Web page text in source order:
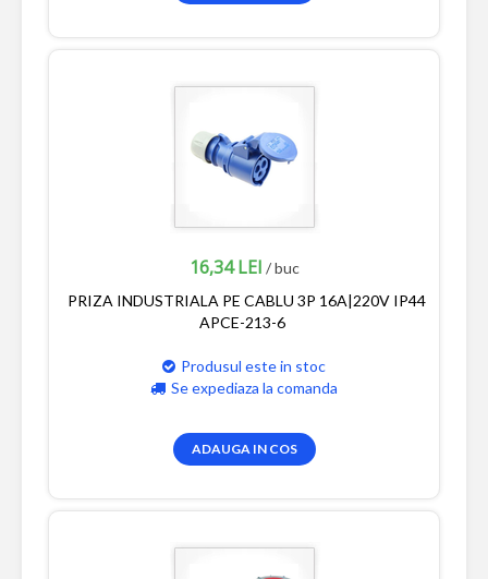
16,34 LEI / buc
PRIZA INDUSTRIALA PE CABLU 3P 16A|220V IP44
APCE-213-6
Produsul este in stoc
Se expediaza la comanda
ADAUGA IN COS